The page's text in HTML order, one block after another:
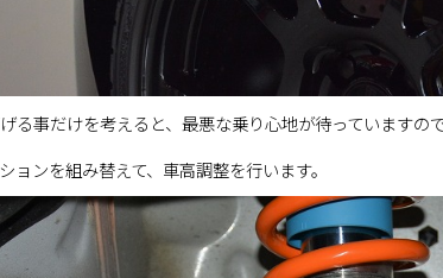
る事だけを考えると、最悪な乗り心地が待っていますの
ョンを組み替えて、車高調整を行います。